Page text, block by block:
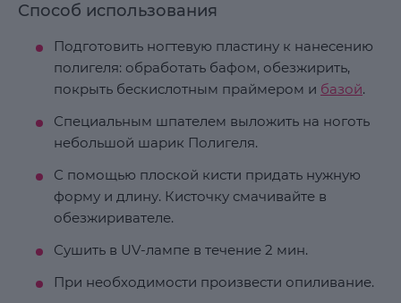
Способ использования
Подготовить ногтевую пластину к нанесению
полигеля: обработать бафом, обезжирить,
покрыть бескислотным праймером и базой.
Специальным шпателем выложить на ноготь
небольшой шарик Полигеля.
С помощью плоской кисти придать нужную
форму и длину. Кисточку смачивайте в
обезжиривателе.
Сушить в UV-лампе в течение 2 мин.
При необходимости произвести опиливание.